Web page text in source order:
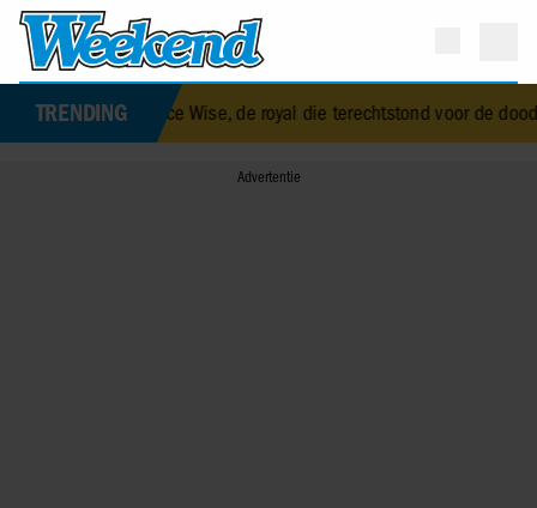
TRENDING
Alice Wise, de royal die terechtstond voor de dood van haar baby